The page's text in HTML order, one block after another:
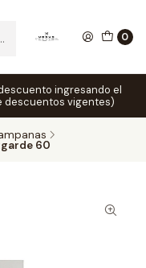
0
ingresando el
descuentos vigentes)
60